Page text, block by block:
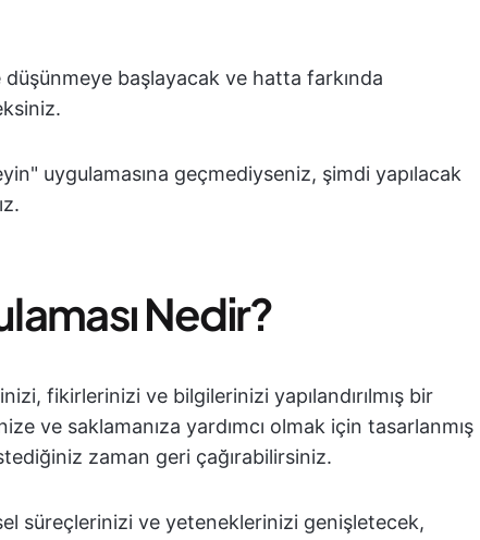
düşünmeye başlayacak ve hatta farkında
uygulamasına geçmediyseniz, şimdi yapılacak
Nedir?
fikirlerinizi ve bilgilerinizi yapılandırılmış bir
ve saklamanıza yardımcı olmak için tasarlanmış
zaman geri çağırabilirsiniz.
süreçlerinizi ve yeteneklerinizi genişletecek,